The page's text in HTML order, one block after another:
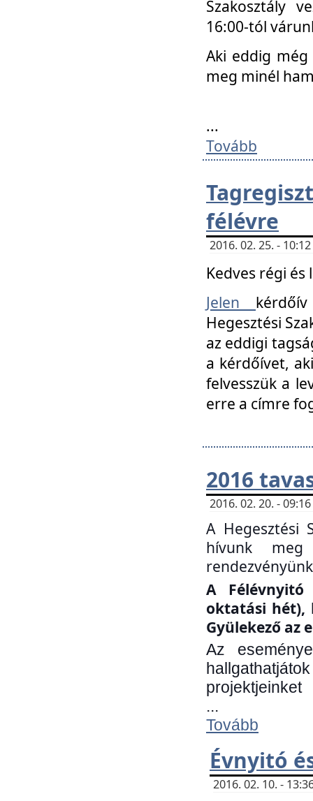
Szakosztály
16:00-tól
Aki eddig
meg minél
...
Tovább
félévre
2016. 02. 25. -
Kedves régi
Jelen
Hegesztési
az eddigi
a kérdőívet,
felvesszük a
erre a címre
2016
2016. 02. 20. -
A Hegesztési
hívunk
A
oktatási hét),
Gyülekező az
Az
projektjeinket
...
Tovább
Évnyitó
2016. 02. 10. -